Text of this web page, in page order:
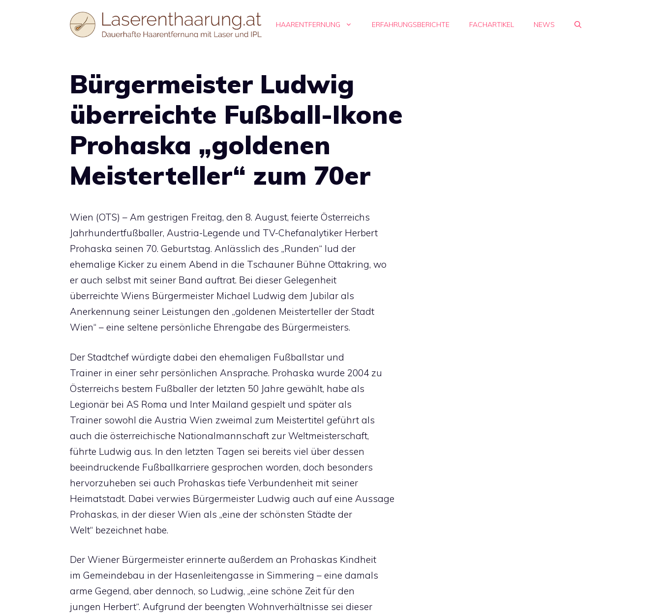
HAARENTFERNUNG ERFAHRUNGSBERICHTE FACHARTIKEL NEWS
Bürgermeister Ludwig
überreichte Fußball-Ikone
Prohaska „goldenen
Meisterteller“ zum 70er
Wien (OTS) – Am gestrigen Freitag, den 8. August, feierte Österreichs
Jahrhundertfußballer, Austria-Legende und TV-Chefanalytiker Herbert
Prohaska seinen 70. Geburtstag. Anlässlich des „Runden“ lud der
ehemalige Kicker zu einem Abend in die Tschauner Bühne Ottakring, wo
er auch selbst mit seiner Band auftrat. Bei dieser Gelegenheit
überreichte Wiens Bürgermeister Michael Ludwig dem Jubilar als
Anerkennung seiner Leistungen den „goldenen Meisterteller der Stadt
Wien“ – eine seltene persönliche Ehrengabe des Bürgermeisters.
Der Stadtchef würdigte dabei den ehemaligen Fußballstar und
Trainer in einer sehr persönlichen Ansprache. Prohaska wurde 2004 zu
Österreichs bestem Fußballer der letzten 50 Jahre gewählt, habe als
Legionär bei AS Roma und Inter Mailand gespielt und später als
Trainer sowohl die Austria Wien zweimal zum Meistertitel geführt als
auch die österreichische Nationalmannschaft zur Weltmeisterschaft,
führte Ludwig aus. In den letzten Tagen sei bereits viel über dessen
beeindruckende Fußballkarriere gesprochen worden, doch besonders
hervorzuheben sei auch Prohaskas tiefe Verbundenheit mit seiner
Heimatstadt. Dabei verwies Bürgermeister Ludwig auch auf eine Aussage
Prohaskas, in der dieser Wien als „eine der schönsten Städte der
Welt“ bezeichnet habe.
Der Wiener Bürgermeister erinnerte außerdem an Prohaskas Kindheit
im Gemeindebau in der Hasenleitengasse in Simmering – eine damals
arme Gegend, aber dennoch, so Ludwig, „eine schöne Zeit für den
jungen Herbert“. Aufgrund der beengten Wohnverhältnisse sei dieser